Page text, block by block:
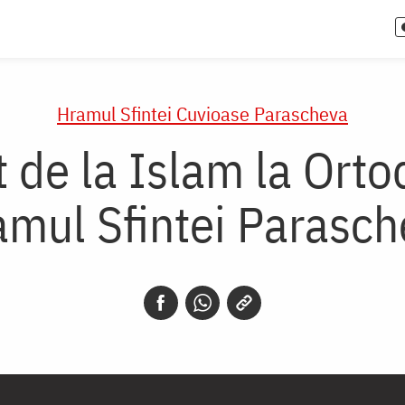
Hramul Sfintei Cuvioase Parascheva
de la Islam la
Sfintei